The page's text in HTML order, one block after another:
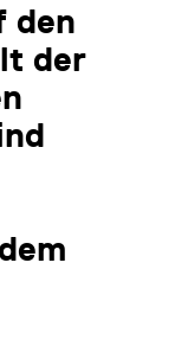
den
der